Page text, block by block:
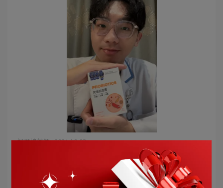
閱人無數的好厝邊藥師：益生菌這樣選更安
好厝邊藥師 | 2024-10-03